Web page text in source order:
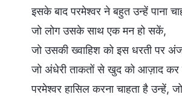
इसके बाद परमेश्वर ने बहुत उन्हें पाना
जो लोग उसके साथ एक मन हो सकें,
जो उसकी ख्वाहिश को इस धरती पर
जो अंधेरी ताकतों से खुद को आज़ाद
परमेश्वर हासिल करना चाहता है उन्हें,